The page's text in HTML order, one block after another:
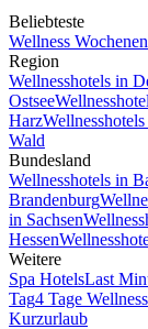
Beliebteste
Wellness
Region
Wellnesshotels in
Ostsee
Harz
Wald
Bundesland
Wellnesshotels in
Brandenburg
in Sachsen
Hessen
Weitere
Spa HotelsLast
Tag4 Tage Wellness
Kurzurlaub